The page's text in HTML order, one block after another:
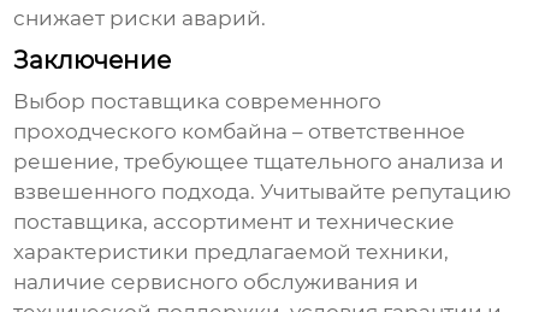
снижает риски аварий.
Заключение
Выбор поставщика современного
проходческого комбайна – ответственное
решение, требующее тщательного анализа и
взвешенного подхода. Учитывайте репутацию
поставщика, ассортимент и технические
характеристики предлагаемой техники,
наличие сервисного обслуживания и